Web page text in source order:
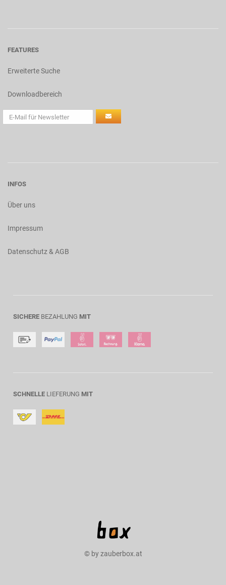
FEATURES
Erweiterte Suche
Downloadbereich
INFOS
Über uns
Impressum
Datenschutz & AGB
SICHERE BEZAHLUNG MIT
SCHNELLE LIEFERUNG MIT
© by zauberbox.at